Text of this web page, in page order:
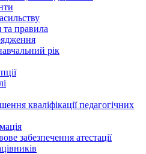
правила
рік
кваліфікації педагогічних
забезпечення атестації